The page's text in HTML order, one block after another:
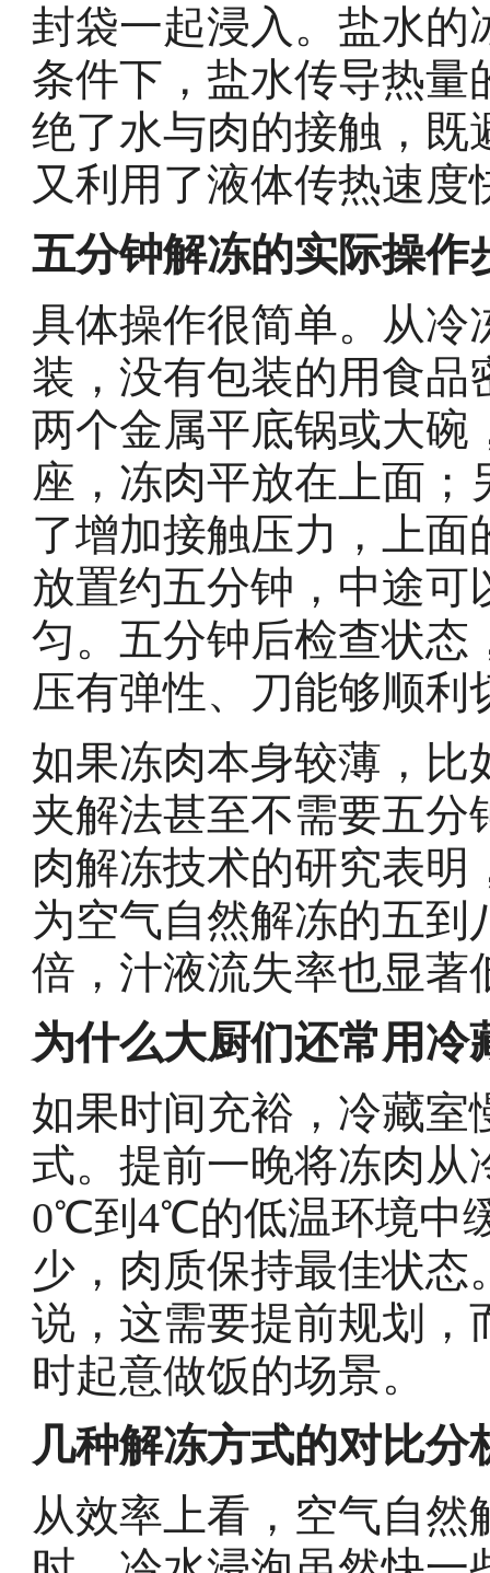
封袋一起浸入。盐水
条件下，盐水传导热量
绝了水与肉的接触，既
又利用了液体传热速度
五分钟解冻的实际操作
具体操作很简单。从冷
装，没有包装的用食品
两个金属平底锅或大碗
座，冻肉平放在上面
了增加接触压力，上
放置约五分钟，中途
匀。五分钟后检查状态
压有弹性、刀能够顺
如果冻肉本身较薄，比
夹解法甚至不需要五分
肉解冻技术的研究表
为空气自然解冻的五
倍，汁液流失率也显著
为什么大厨们还常用冷
如果时间充裕，冷藏室
式。提前一晚将冻肉从
0℃到4℃的低温环境中
少，肉质保持最佳状
说，这需要提前规划，
时起意做饭的场景。
几种解冻方式的对比分
从效率上看，空气自